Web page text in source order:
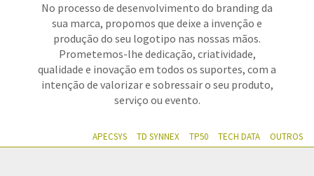
No processo de desenvolvimento do branding da
sua marca, propomos que deixe a invenção e
produção do seu logotipo nas nossas mãos.
Prometemos-lhe dedicação, criatividade,
qualidade e inovação em todos os suportes, com a
intenção de valorizar e sobressair o seu produto,
serviço ou evento.
APECSYS TD SYNNEX TP50 TECH DATA OUTROS